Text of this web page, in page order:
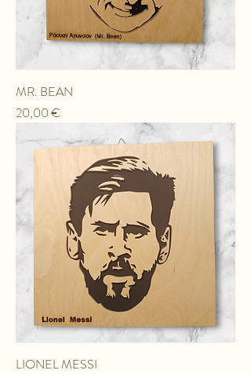
MR. BEAN
Τιμή
20,00 €
LIONEL MESSI